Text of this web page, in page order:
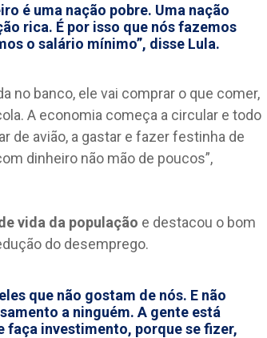
é uma nação pobre. Uma nação
rica. É por isso que nós fazemos
o salário mínimo”, disse Lula.
no banco, ele vai comprar o que comer,
A economia começa a circular e todo
de avião, a gastar e fazer festinha de
dinheiro não mão de poucos”,
vida da população e destacou o bom
do desemprego.
que não gostam de nós. E não
a ninguém. A gente está
faça investimento, porque se fizer,